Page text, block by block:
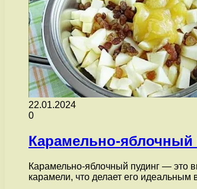
22.01.2024
0
Карамельно-яблочный
Карамельно-яблочный пудинг — это
карамели, что делает его